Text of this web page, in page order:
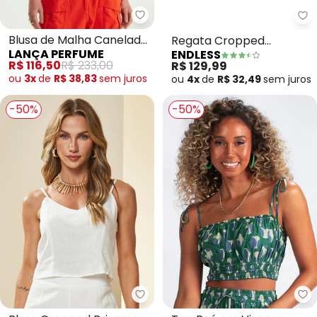
Lança Perfume - Blusa de
Blusa de Malha Canelada
Alças Finas (Vermelha)
LANÇA PERFUME
R$ 116,50R$ 233,00
ou 3xde R$ 38,83sem juros
Regata Cropped
Feminino em Linho
(Laranja)
ENDLESS
R$ 129,99
ou 4xde R$ 32,49sem juros
-50%
Doce Trama - Blusa Cropped
-50%